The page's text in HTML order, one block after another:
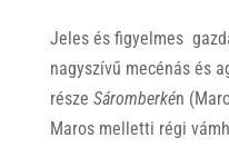
Jeles és figyelmes
nagyszívű mecénás és
része Sáromberkén
Maros melletti régi